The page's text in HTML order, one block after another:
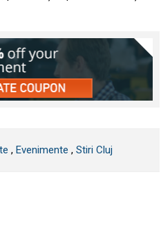
, Evenimente , Stiri Cluj